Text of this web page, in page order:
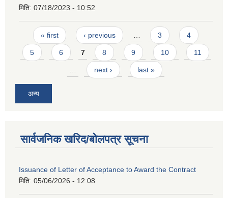
मिति: 07/18/2023 - 10:52
Pages
« first ‹ previous … 3 4
5 6 7 8 9 10 11
… next › last »
अन्य
सार्वजनिक खरिद/बोलपत्र सूचना
Issuance of Letter of Acceptance to Award the Contract
मिति: 05/06/2026 - 12:08